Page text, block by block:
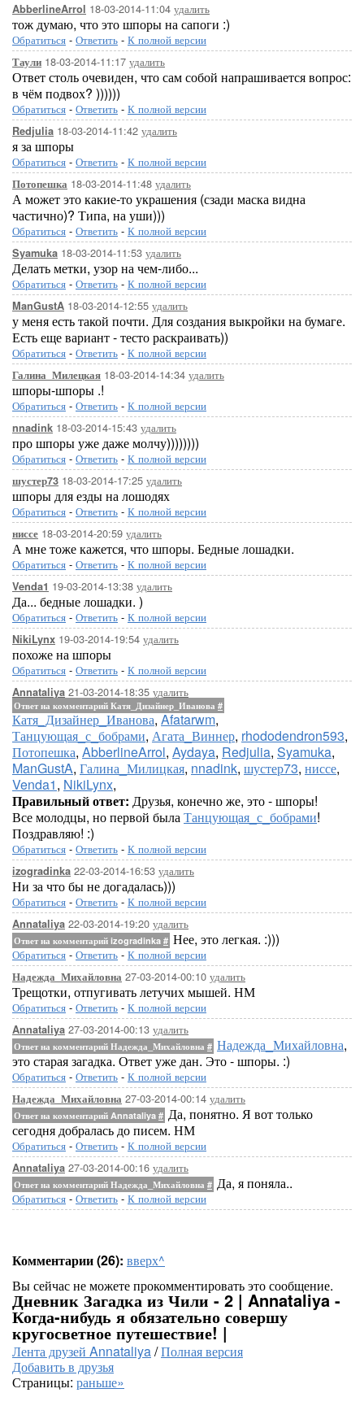
AbberlineArrol 18-03-2014-11:04 удалить
тож думаю, что это шпоры на сапоги :)
Обратиться - Ответить - К полной версии
Таули 18-03-2014-11:17 удалить
Ответ столь очевиден, что сам собой напрашивается вопрос:
в чём подвох? ))))))
Обратиться - Ответить - К полной версии
Redjulia 18-03-2014-11:42 удалить
я за шпоры
Обратиться - Ответить - К полной версии
Потопешка 18-03-2014-11:48 удалить
А может это какие-то украшения (сзади маска видна
частично)? Типа, на уши)))
Обратиться - Ответить - К полной версии
Syamuka 18-03-2014-11:53 удалить
Делать метки, узор на чем-либо...
Обратиться - Ответить - К полной версии
ManGustA 18-03-2014-12:55 удалить
у меня есть такой почти. Для создания выкройки на бумаге.
Есть еще вариант - тесто раскраивать))
Обратиться - Ответить - К полной версии
Галина_Милецкая 18-03-2014-14:34 удалить
шпоры-шпоры .!
Обратиться - Ответить - К полной версии
nnadink 18-03-2014-15:43 удалить
про шпоры уже даже молчу))))))))
Обратиться - Ответить - К полной версии
шустер73 18-03-2014-17:25 удалить
шпоры для езды на лошодях
Обратиться - Ответить - К полной версии
ниссе 18-03-2014-20:59 удалить
А мне тоже кажется, что шпоры. Бедные лошадки.
Обратиться - Ответить - К полной версии
Venda1 19-03-2014-13:38 удалить
Да... бедные лошадки. )
Обратиться - Ответить - К полной версии
NikiLynx 19-03-2014-19:54 удалить
похоже на шпоры
Обратиться - Ответить - К полной версии
Annataliya 21-03-2014-18:35 удалить
Ответ на комментарий Катя_Дизайнер_Иванова #
Катя_Дизайнер_Иванова,Afatarwm,
Танцующая_с_бобрами, Агата_Виннер, rhododendron593,
Потопешка, AbberlineArrol, Aydaya, Redjulia, Syamuka,
ManGustA, Галина_Милицкая, nnadink, шустер73, ниссе,
Venda1, NikiLynx,
Правильный ответ: Друзья, конечно же, это - шпоры!
Все молодцы, но первой былаТанцующая_с_бобрами!
Поздравляю! :)
Обратиться - Ответить - К полной версии
izogradinka 22-03-2014-16:53 удалить
Ни за что бы не догадалась)))
Обратиться - Ответить - К полной версии
Annataliya 22-03-2014-19:20 удалить
Ответ на комментарий izogradinka # Нее, это легкая. :)))
Обратиться - Ответить - К полной версии
Надежда_Михайловна 27-03-2014-00:10 удалить
Трещотки, отпугивать летучих мышей. НМ
Обратиться - Ответить - К полной версии
Annataliya 27-03-2014-00:13 удалить
Ответ на комментарий Надежда_Михайловна # Надежда_Михайловна,
это старая загадка. Ответ уже дан. Это - шпоры. :)
Обратиться - Ответить - К полной версии
Надежда_Михайловна 27-03-2014-00:14 удалить
Ответ на комментарий Annataliya # Да, понятно. Я вот только
сегодня добралась до писем. НМ
Обратиться - Ответить - К полной версии
Annataliya 27-03-2014-00:16 удалить
Ответ на комментарий Надежда_Михайловна # Да, я поняла..
Обратиться - Ответить - К полной версии
Комментарии (26): вверх^
Вы сейчас не можете прокомментировать это сообщение.
Дневник Загадка из Чили - 2 | Annataliya -
Когда-нибудь я обязательно совершу
кругосветное путешествие! |
Лента друзей Annataliya/Полная версия
Добавить в друзья
Страницы: раньше»